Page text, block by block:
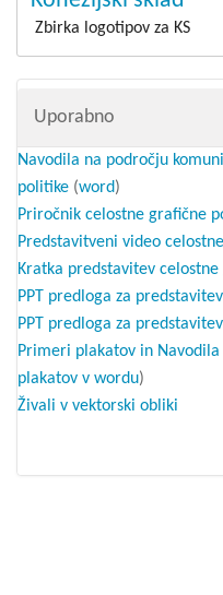
Zbirka logotipov za KS
Uporabno
Navodila na področju
politike (word)
Priročnik celostne grafične
Predstavitveni video
Kratka predstavitev
PPT predloga za
PPT predloga za
Primeri plakatov in
plakatov v wordu)
Živali v vektorski obliki